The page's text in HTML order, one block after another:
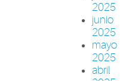
2025
junio
2025
mayo
2025
abril